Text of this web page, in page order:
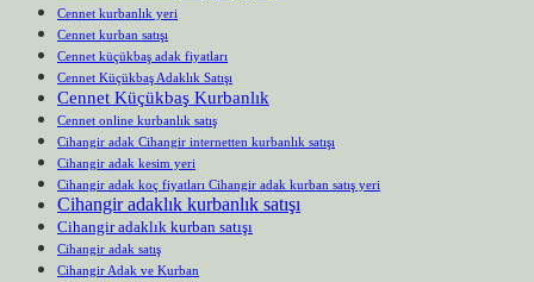
Cennet kurbanlık yeri
Cennet kurban satışı
Cennet küçükbaş adak fiyatları
Cennet Küçükbaş Adaklık Satışı
Cennet Küçükbaş Kurbanlık
Cennet online kurbanlık satış
Cihangir adak Cihangir internetten kurbanlık satışı
Cihangir adak kesim yeri
Cihangir adak koç fiyatları Cihangir adak kurban satış yeri
Cihangir adaklık kurbanlık satışı
Cihangir adaklık kurban satışı
Cihangir adak satış
Cihangir Adak ve Kurban